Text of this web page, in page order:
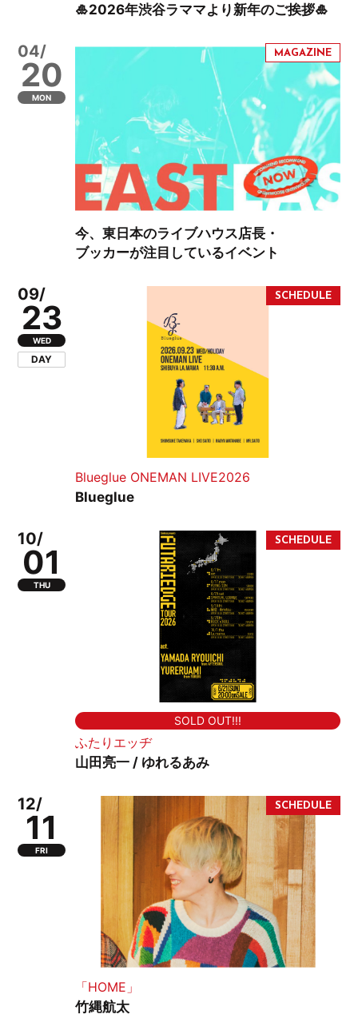
🎍2026年渋谷ラママより新年のご挨拶🎍
04/
20
MON
今、東日本のライブハウス店長・
ブッカーが注目しているイベント
09/
23
WED
DAY
Blueglue ONEMAN LIVE2026
Blueglue
10/
01
THU
SOLD OUT!!!
ふたりエッヂ
山田亮一 / ゆれるあみ
12/
11
FRI
「HOME」
竹縄航太